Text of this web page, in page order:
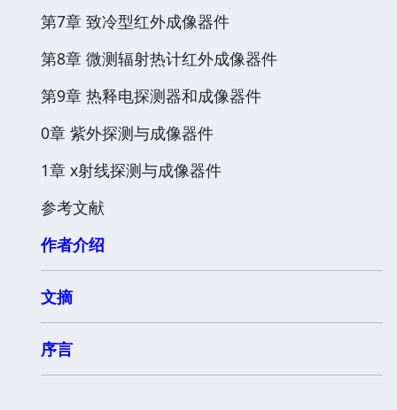
第7章 致冷型红外成像器件
第8章 微测辐射热计红外成像器件
第9章 热释电探测器和成像器件
0章 紫外探测与成像器件
1章 x射线探测与成像器件
参考文献
作者介绍
文摘
序言